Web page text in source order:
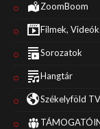
ZoomBoom
Filmek, Videók
Sorozatok
Hangtár
Székelyföld TV